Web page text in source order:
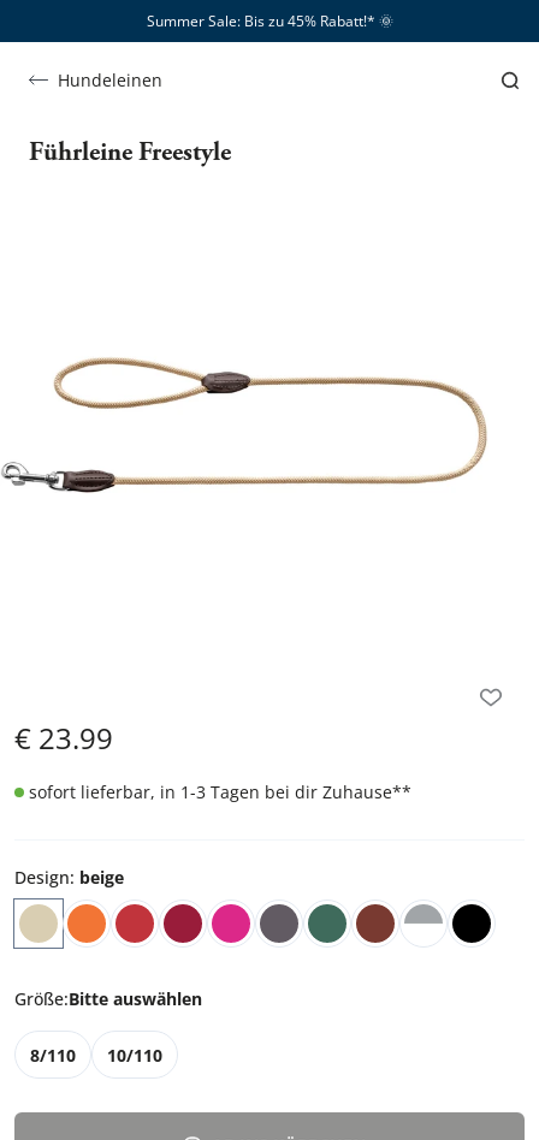
Summer Sale: Bis zu 45% Rabatt!*​ 🌞
Hundeleinen
Führleine Freestyle
€ 23.99
sofort lieferbar, in 1-3 Tagen bei dir Zuhause**
Design: beige
Größe:Bitte auswählen
8/110 10/110